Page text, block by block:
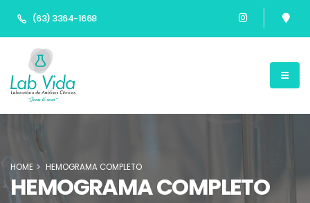
(63) 3364-1668
HEMOGRAMA COMPLETO
HOME HEMOGRAMA COMPLETO